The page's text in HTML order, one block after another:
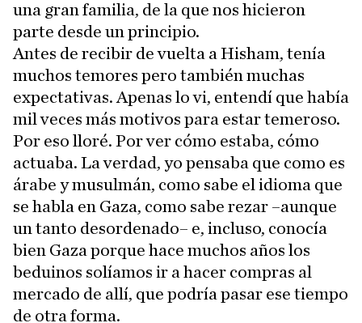
una gran familia, de la que nos hicieron
parte desde un principio.
Antes de recibir de vuelta a Hisham, tenía
muchos temores pero también muchas
expectativas. Apenas lo vi, entendí que había
mil veces más motivos para estar temeroso.
Por eso lloré. Por ver cómo estaba, cómo
actuaba. La verdad, yo pensaba que como es
árabe y musulmán, como sabe el idioma que
se habla en Gaza, como sabe rezar –aunque
un tanto desordenado– e, incluso, conocía
bien Gaza porque hace muchos años los
beduinos solíamos ir a hacer compras al
mercado de allí, que podría pasar ese tiempo
de otra forma.